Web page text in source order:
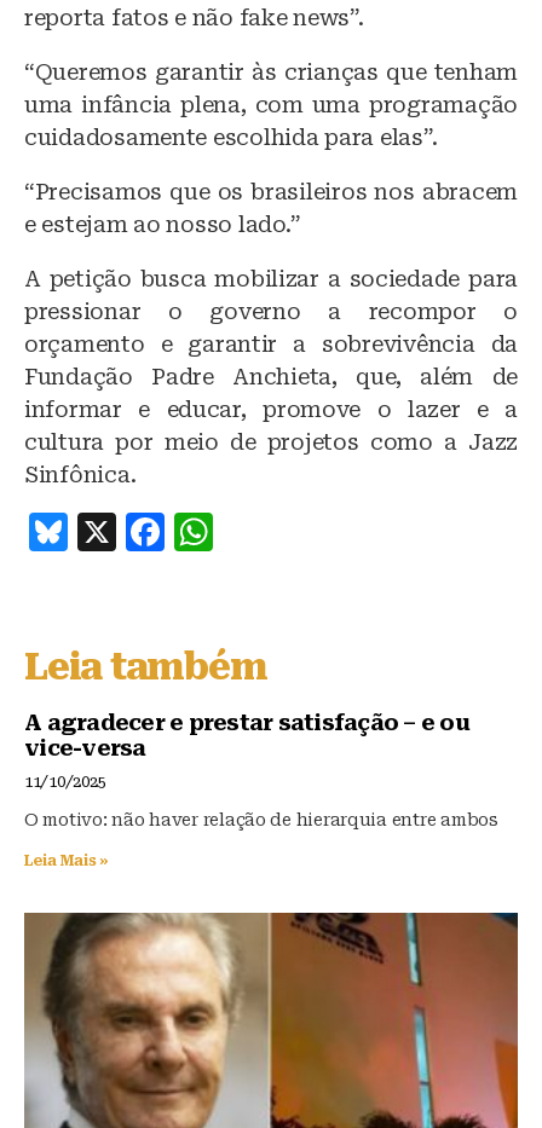
reporta fatos e não fake news”.
“Queremos garantir às crianças que tenham
uma infância plena, com uma programação
cuidadosamente escolhida para elas”.
“Precisamos que os brasileiros nos abracem
e estejam ao nosso lado.”
A petição busca mobilizar a sociedade para
pressionar o governo a recompor o
orçamento e garantir a sobrevivência da
Fundação Padre Anchieta, que, além de
informar e educar, promove o lazer e a
cultura por meio de projetos como a Jazz
Sinfônica.
B
s
k
y
X
F
e
b
o
s
A
p
Leia também
A agradecer e prestar satisfação – e ou
vice-versa
11/10/2025
O motivo: não haver relação de hierarquia entre ambos
Leia Mais »